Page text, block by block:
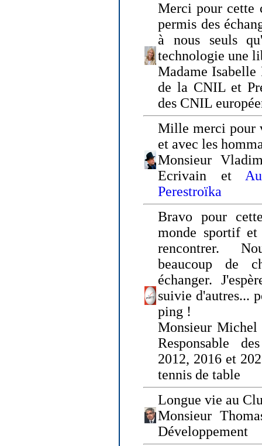
Merci pour cette
permis des
à nous seuls
technologie une
Madame Isabelle
de la CNIL et
des CNIL
Mille merci pour
et avec les
Monsieur
Ecrivain et
Perestroïka
Bravo pour
monde sportif
rencontrer.
beaucoup de
échanger.
suivie d'autres...
ping !
Monsieur
Responsable
2012, 2016 et
tennis de table
Longue vie au
Monsieur
Développement